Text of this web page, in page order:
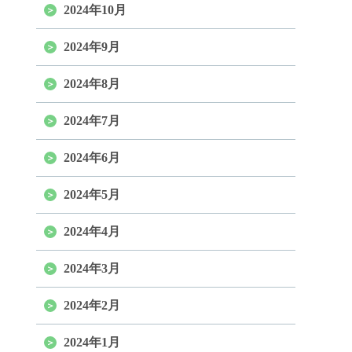
2024年10月
2024年9月
2024年8月
2024年7月
2024年6月
2024年5月
2024年4月
2024年3月
2024年2月
2024年1月